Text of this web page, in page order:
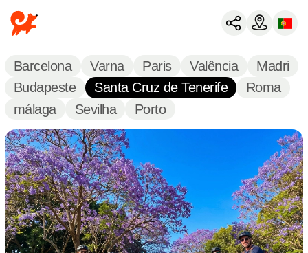
Barcelona Varna Paris Valência
Madri
Budapeste
Santa Cruz de Tenerife
Roma
málaga
Sevilha Porto